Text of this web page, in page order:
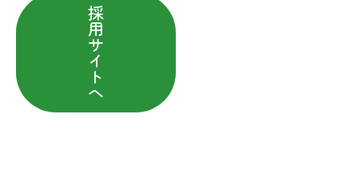
採
用
サ
イ
ト
へ